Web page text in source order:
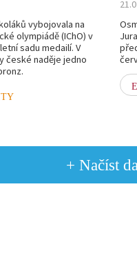
vybojovala na
olympiádě (IChO) v
sadu medailí. V
české naděje jedno
+ Načíst